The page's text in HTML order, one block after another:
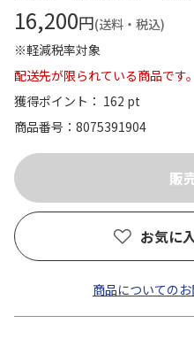
16,200円(送料・税込)
※軽減税率対象
配送先が限られている商品です。
獲得ポイント： 162 pt
商品番号
8075391904
お気に
商品についての